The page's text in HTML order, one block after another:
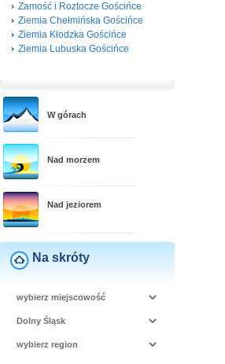
Zamość i Roztocze Gościńce
Ziemia Chełmińska Gościńce
Ziemia Kłodzka Gościńce
Ziemia Lubuska Gościńce
W górach
Nad morzem
Nad jeziorem
Na skróty